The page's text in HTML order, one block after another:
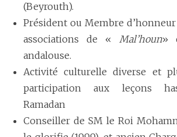
(Beyrouth).
Président ou Membre
associations de « Mal’houn»
andalouse.
Activité culturelle diverse et
participation aux leçons
Ramadan
Conseiller de SM le Roi